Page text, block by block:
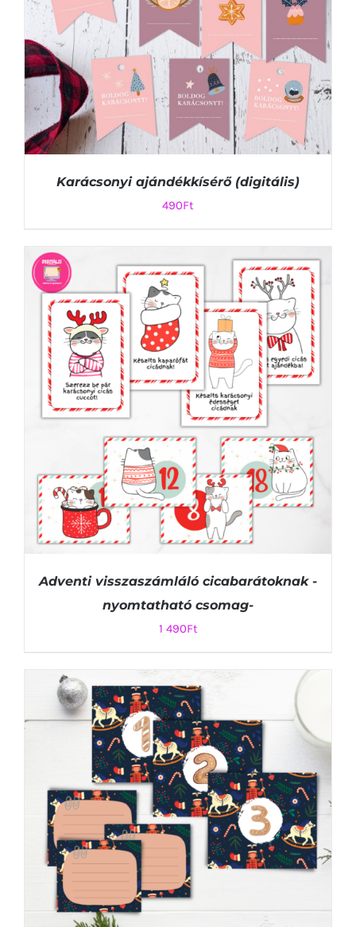
KOSÁRBA TESZEM
/
RÉSZLETEK
Karácsonyi ajándékkísérő (digitális)
490Ft
KOSÁRBA TESZEM
RÉSZLETEK
Adventi visszaszámláló cicabarátoknak -
nyomtatható csomag-
1 490Ft